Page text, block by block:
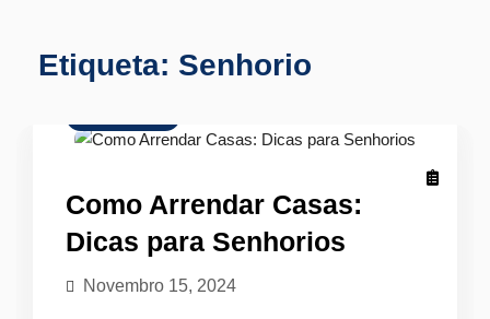
Etiqueta: Senhorio
Como Arrendar Casas:
Dicas para Senhorios
Novembro 15, 2024